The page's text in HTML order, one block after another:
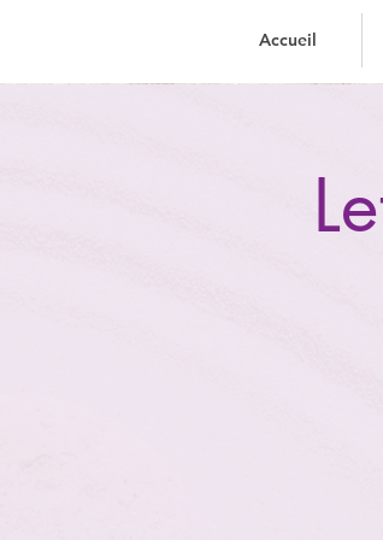
Accueil
Accueil
Accueil